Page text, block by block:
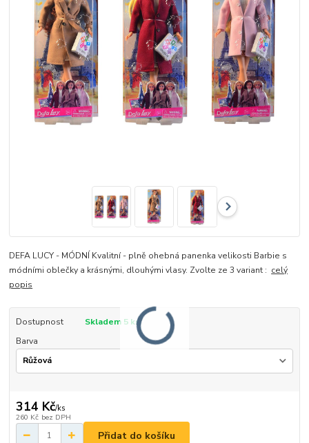
DEFA LUCY - MÓDNÍ Kvalitní - plně ohebná panenka velikosti Barbie s
módními oblečky a krásnými, dlouhými vlasy. Zvolte ze 3 variant : celý
popis
Dostupnost
Skladem 5 ks
Barva
314 Kč/ks
260 Kč bez DPH
Přidat do košíku